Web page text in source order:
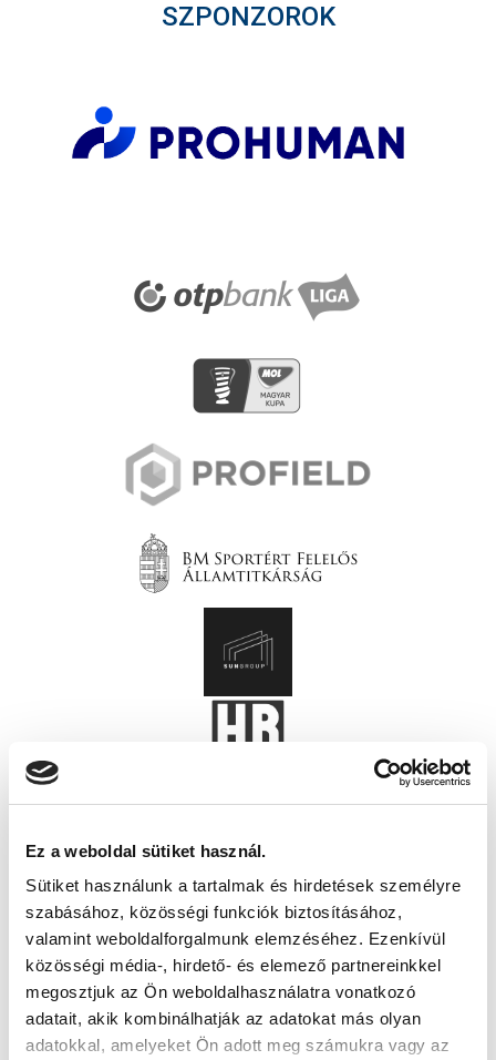
Ez a weboldal sütiket használ.
Sütiket használunk a tartalmak és hirdetések személyre
szabásához, közösségi funkciók biztosításához,
valamint weboldalforgalmunk elemzéséhez. Ezenkívül
közösségi média-, hirdető- és elemező partnereinkkel
megosztjuk az Ön weboldalhasználatra vonatkozó
adatait, akik kombinálhatják az adatokat más olyan
adatokkal, amelyeket Ön adott meg számukra vagy az
SZPONZOROK